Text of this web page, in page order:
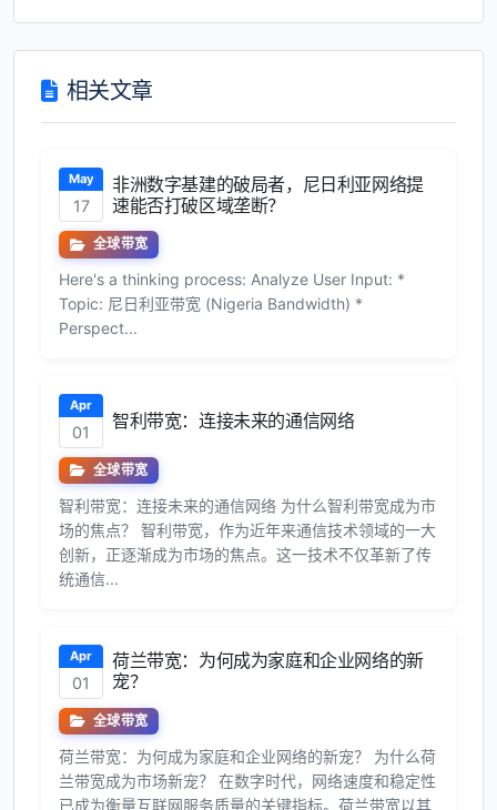
相关文章
May
17
非洲数字基建的破局者，尼日利亚网络提
速能否打破区域垄断？
全球带宽
Here's a thinking process: Analyze User Input: *
Topic: 尼日利亚带宽 (Nigeria Bandwidth) *
Perspect...
Apr
01
智利带宽：连接未来的通信网络
全球带宽
智利带宽：连接未来的通信网络 为什么智利带宽成为市
场的焦点？ 智利带宽，作为近年来通信技术领域的一大
创新，正逐渐成为市场的焦点。这一技术不仅革新了传
统通信...
Apr
01
荷兰带宽：为何成为家庭和企业网络的新
宠？
全球带宽
荷兰带宽：为何成为家庭和企业网络的新宠？ 为什么荷
兰带宽成为市场新宠？ 在数字时代，网络速度和稳定性
已成为衡量互联网服务质量的关键指标。荷兰带宽以其